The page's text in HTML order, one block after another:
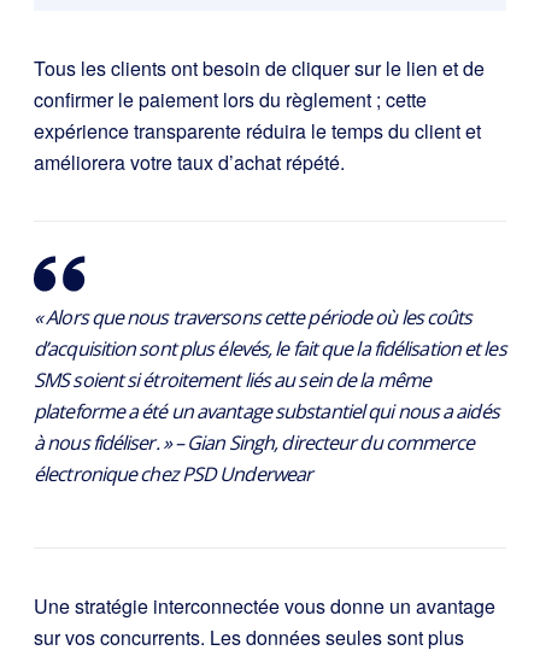
Tous les clients ont besoin de cliquer sur le lien et de
confirmer le paiement lors du règlement ; cette
expérience transparente réduira le temps du client et
améliorera votre taux d’achat répété.
« Alors que nous traversons cette période où les coûts
d’acquisition sont plus élevés, le fait que la fidélisation et les
SMS soient si étroitement liés au sein de la même
plateforme a été un avantage substantiel qui nous a aidés
à nous fidéliser. » – Gian Singh, directeur du commerce
électronique chez PSD Underwear
Une stratégie interconnectée vous donne un avantage
sur vos concurrents. Les données seules sont plus